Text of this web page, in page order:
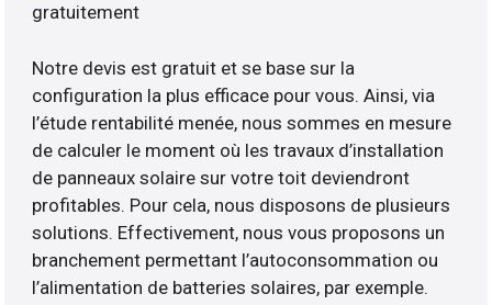
gratuitement
Notre devis est gratuit et se base sur la
configuration la plus efficace pour vous. Ainsi, via
l’étude rentabilité menée, nous sommes en mesure
de calculer le moment où les travaux d’installation
de panneaux solaire sur votre toit deviendront
profitables. Pour cela, nous disposons de plusieurs
solutions. Effectivement, nous vous proposons un
branchement permettant l’autoconsommation ou
l’alimentation de batteries solaires, par exemple.